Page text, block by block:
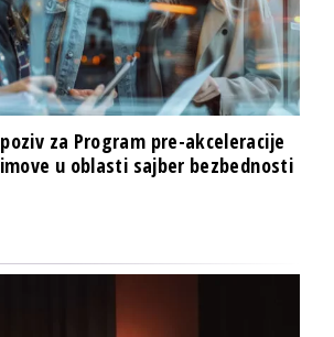
za Program pre-akceleracije
u oblasti sajber bezbednosti